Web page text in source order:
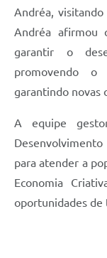
Telefones Úteis
Transparência
Notícias
Contato
Andréa,
Andréa afirmou
garantir o
promovendo o
garantindo novas
A equipe
para atender a
Economia
oportunidades de